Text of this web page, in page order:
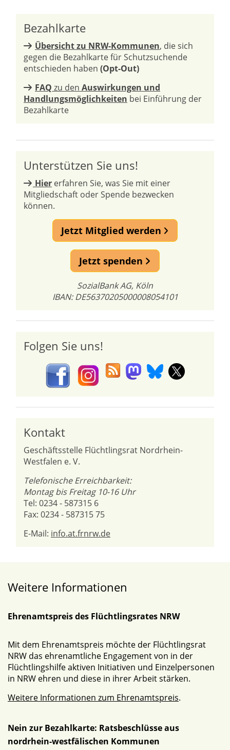
Bezahlkarte
Übersicht zu NRW-Kommunen, die sich
gegen die Bezahlkarte für Schutzsuchende
entschieden haben (Opt-Out)
FAQ zu den Auswirkungen und
Handlungsmöglichkeiten bei Einführung der
Bezahlkarte
Unterstützen Sie uns!
Hier erfahren Sie, was Sie mit einer
Mitgliedschaft oder Spende bezwecken
können.
Jetzt Mitglied werden
Jetzt spenden
SozialBank AG, Köln
IBAN: DE56370205000008054101
Folgen Sie uns!
Kontakt
Geschäftsstelle Flüchtlingsrat Nordrhein-
Westfalen e. V.
Telefonische Erreichbarkeit:
Montag bis Freitag 10-16 Uhr
Tel: 0234 - 587315 6
Fax: 0234 - 587315 75
E-Mail: info.at.frnrw.de
Weitere Informationen
Ehrenamtspreis des Flüchtlingsrates NRW
Mit dem Ehrenamtspreis möchte der Flüchtlingsrat
NRW das ehrenamtliche Engagement von in der
Flüchtlingshilfe aktiven Initiativen und Einzelpersonen
in NRW ehren und diese in ihrer Arbeit stärken.
Weitere Informationen zum Ehrenamtspreis.
Nein zur Bezahlkarte: Ratsbeschlüsse aus
nordrhein-westfälischen Kommunen